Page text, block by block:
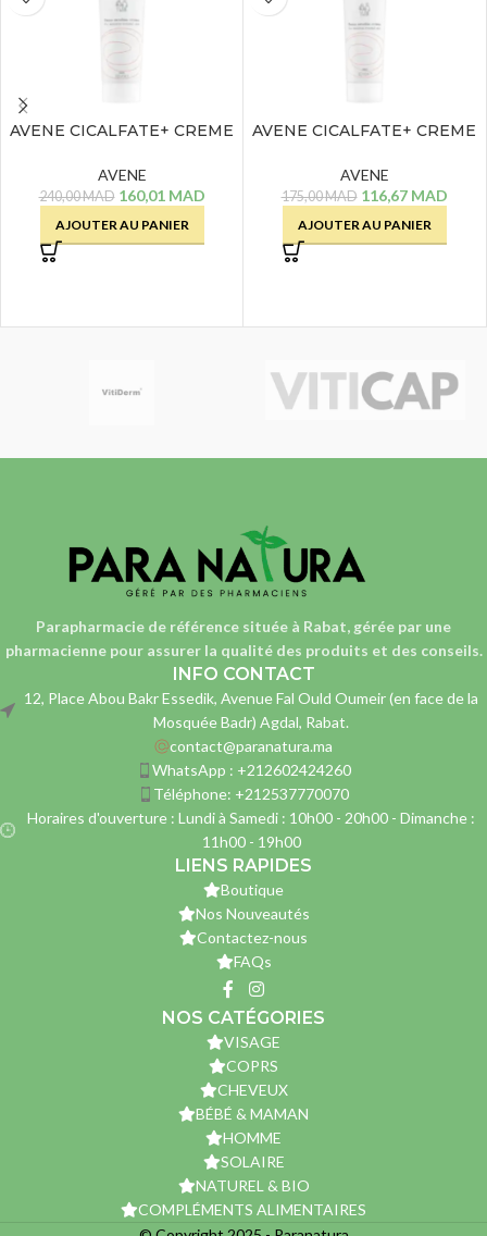
AVENE CICALFATE+ CREME
AVENE
240,00MAD 160,01 MAD
AJOUTER AU PANIER
AVENE CICALFATE+ CREME
AVENE
175,00MAD 116,67 MAD
AJOUTER AU PANIER
Parapharmacie de référence située à Rabat, gérée par une
pharmaciennepour assurer la qualité des produits et des conseils.
INFO CONTACT
12, Place Abou Bakr Essedik, Avenue Fal Ould Oumeir (en face de la
Mosquée Badr) Agdal, Rabat.
contact@paranatura.ma
WhatsApp : +212602424260
Téléphone: +212537770070
Horaires d'ouverture : Lundi à Samedi : 10h00 - 20h00 - Dimanche :
11h00 - 19h00
LIENS RAPIDES
Boutique
Nos Nouveautés
Contactez-nous
FAQs
NOS CATÉGORIES
VISAGE
COPRS
CHEVEUX
BÉBÉ & MAMAN
HOMME
SOLAIRE
NATUREL & BIO
COMPLÉMENTS ALIMENTAIRES